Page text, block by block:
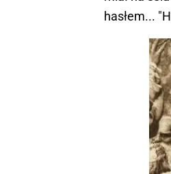
hasłem...